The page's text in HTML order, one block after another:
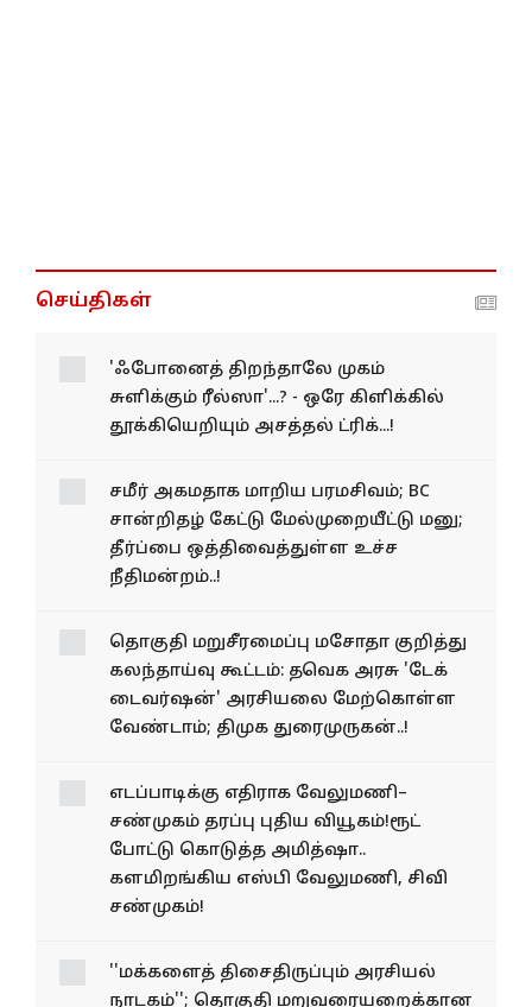
செய்திகள்
'ஃபோனைத் திறந்தாலே முகம்
சுளிக்கும் ரீல்ஸா'...? - ஒரே கிளிக்கில்
தூக்கியெறியும் அசத்தல் ட்ரிக்...!
சமீர் அகமதாக மாறிய பரமசிவம்; BC
சான்றிதழ் கேட்டு மேல்​முறையீட்டு மனு;
தீர்ப்பை ஒத்திவைத்துள்ள உச்ச
நீதிமன்றம்..!
தொகுதி மறுசீரமைப்பு மசோதா குறித்து
கலந்தாய்வு கூட்டம்: தவெக அரசு 'டேக்
டைவர்​ஷன்' அரசி​யலை மேற்​கொள்ள
வேண்​டாம்; திமுக துரைமுருகன்..!
எடப்பாடிக்கு எதிராக வேலுமணி–
சண்முகம் தரப்பு புதிய வியூகம்!ரூட்
போட்டு கொடுத்த அமித்ஷா..
களமிறங்கிய எஸ்பி வேலுமணி, சிவி
சண்முகம்!
''மக்களைத் திசைதிருப்பும் அரசியல்
நாடகம்''; தொகுதி மறுவரையறைக்கான